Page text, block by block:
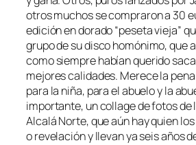
otros muchos se compraron a 30
edición en dorado “peseta vieja”
grupo de su disco homónimo, que
como siempre habían querido
mejores calidades. Merece la
para la niña, para el abuelo y la
importante, un collage de fotos de
Alcalá Norte, que aún hay quien
o revelación y llevan ya seis años